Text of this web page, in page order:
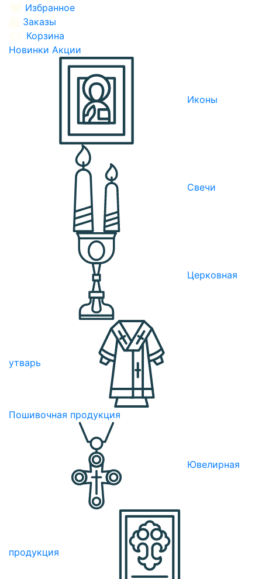
Избранное
Заказы
Корзина
Новинки Акции
Иконы
Свечи
Церковная
утварь
Пошивочная продукция
Ювелирная
продукция